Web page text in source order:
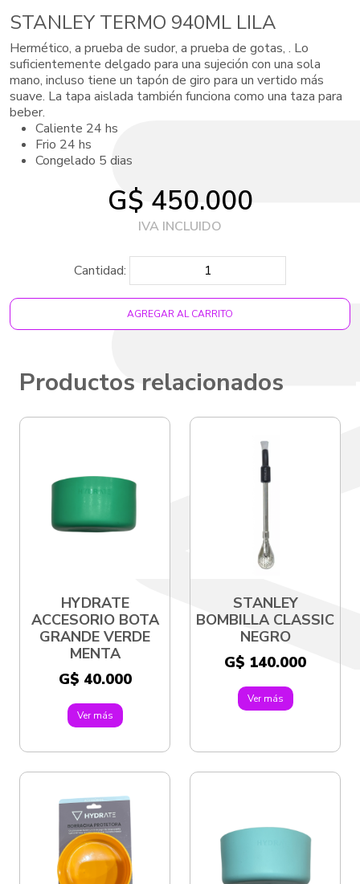
STANLEY TERMO 940ML LILA
Hermético, a prueba de sudor, a prueba de gotas, . Lo
suficientemente delgado para una sujeción con una sola
mano, incluso tiene un tapón de giro para un vertido más
suave. La tapa aislada también funciona como una taza para
beber.
Caliente 24 hs
Frio 24 hs
Congelado 5 dias
G$ 450.000
Cantidad:
AGREGAR AL CARRITO
Productos relacionados
HYDRATE
ACCESORIO BOTA
GRANDE VERDE
MENTA
G$ 40.000
Ver más
STANLEY
BOMBILLA CLASSIC
NEGRO
G$ 140.000
Ver más